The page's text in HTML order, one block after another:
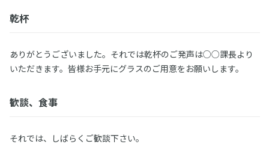
乾杯
ありがとうございました。それでは乾杯のご発声は○○課長より
いただきます。皆様お手元にグラスのご用意をお願いします。
歓談、食事
それでは、しばらくご歓談下さい。